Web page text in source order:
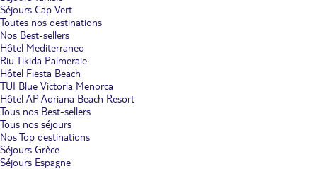
Séjours Cap Vert
Toutes nos destinations
Nos Best-sellers
Hôtel Mediterraneo
Riu Tikida Palmeraie
Hôtel Fiesta Beach
TUI Blue Victoria Menorca
Hôtel AP Adriana Beach Resort
Tous nos Best-sellers
Tous nos séjours
Nos Top destinations
Séjours Grèce
Séjours Espagne